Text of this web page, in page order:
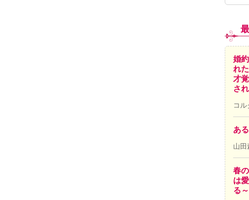
婚
れ
才
さ
コル
あ
山田
春
は
る～